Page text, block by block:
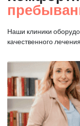
Наши клиники
качественного